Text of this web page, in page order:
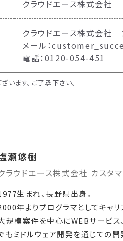
クラウドエース株式会社
クラウドエース株式会社
メール：
電話：0120-054-451
ます。ご了承下さい。
瀬悠樹
ラウドエース株式会社 カスタ
生まれ、長野県出身。
年よりプログラマとしてキャリ
規模案件を中心にWEBサービス
もミドルウェア開発を通じての